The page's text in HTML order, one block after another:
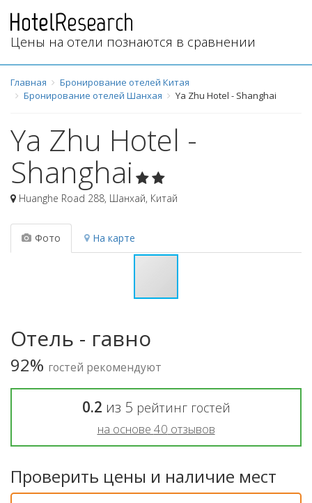
Цены на отели познаются в сравнении
Главная
Бронирование отелей Китая
Бронирование отелей Шанхая
Ya Zhu Hotel - Shanghai
Ya Zhu Hotel -
Shanghai
Huanghe Road 288, Шанхай, Китай
Фото На карте
Отель - гавно
92% гостей рекомендуют
0.2 из 5 рейтинг гостей
на основе 40 отзывов
Проверить цены и наличие мест